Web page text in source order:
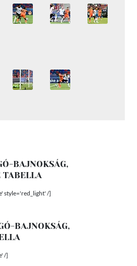
BAJNOKSÁG,
TABELLA
style='red_light' /]
BAJNOKSÁG,
/]